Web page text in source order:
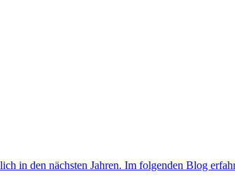
in den nächsten Jahren. Im folgenden Blog